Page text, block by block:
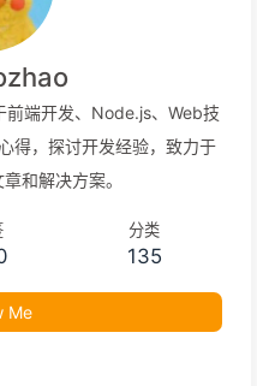
端开发、Node.js、Web技
得，探讨开发经验，致力于
和解决方案。
分类
135
Me